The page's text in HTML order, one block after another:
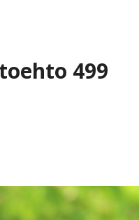
499